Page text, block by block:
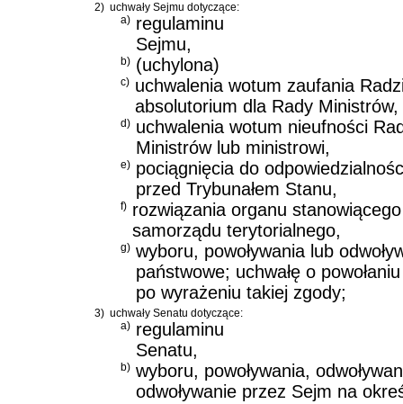
2) uchwały Sejmu dotyczące:
a) regulaminu
Sejmu,
b) (uchylona)
c) uchwalenia wotum zaufania
absolutorium dla Rady Ministrów,
d) uchwalenia wotum nieufności
Ministrów lub ministrowi,
e) pociągnięcia do
przed Trybunałem Stanu,
f) rozwiązania organu
samorządu terytorialnego,
g) wyboru, powoływania lub
państwowe; uchwałę o
po wyrażeniu takiej zgody;
3) uchwały Senatu dotyczące:
a) regulaminu
Senatu,
b) wyboru, powoływania,
odwoływanie przez Sejm na